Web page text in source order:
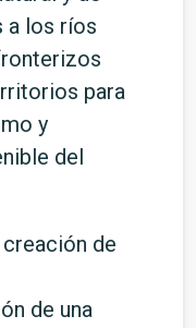
a los ríos
para
y
del
de
de una